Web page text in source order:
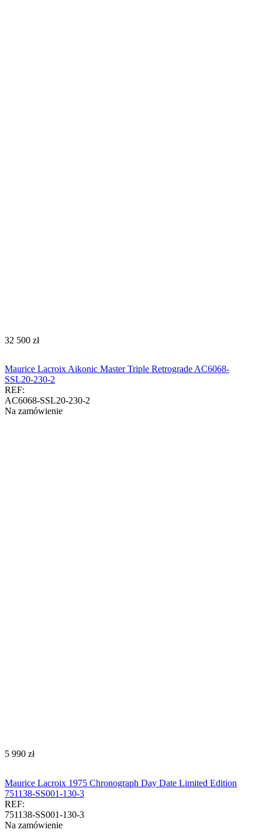
‍32 500‍ zł
Maurice Lacroix Aikonic Master Triple Retrograde AC6068-
SSL20-230-2
REF:
AC6068-SSL20-230-2
Na zamówienie
‍5 990‍ zł
Maurice Lacroix 1975 Chronograph Day Date Limited Edition
751138-SS001-130-3
REF:
751138-SS001-130-3
Na zamówienie